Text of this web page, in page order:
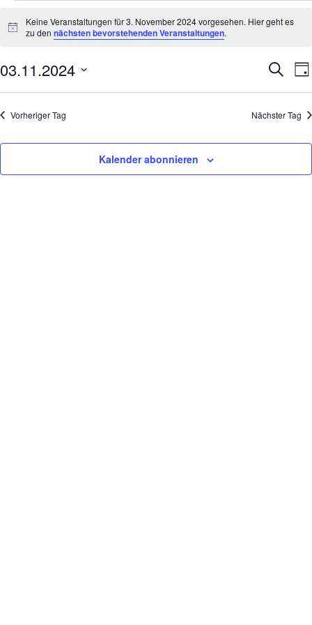
Veranstaltungen
3.
Hinweis
Keine Veranstaltungen für 3. November 2024 vorgesehen. Hier geht es
zu den nächsten bevorstehenden Veranstaltungen.
Suche
Tag
03.11.2024
Datum
wählen.
Vorheriger Tag Nächster Tag
Kalender abonnieren